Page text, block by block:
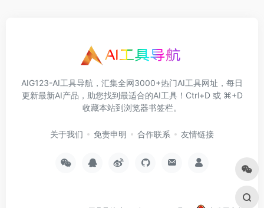
AIG123-AI工具导航，汇集全网3000+热门AI工具网址，每日
更新最新AI产品，助您找到最适合的AI工具！Ctrl+D 或 ⌘+D
收藏本站到浏览器书签栏。
关于我们 免责申明 合作联系 友情链接